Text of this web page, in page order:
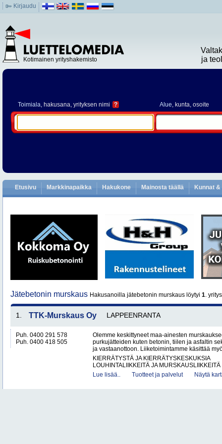
Kirjaudu
Kotimainen yrityshakemisto
ja
Toimiala, hakusana, yrityksen nimi ? Alue, kunta, osoite
Etusivu Markkinapaikka Hakukone Mainosta täällä Kunnat
Jätebetonin murskaus Hakusanoilla jätebetonin murskaus löytyi 1. yritys
1. TTK-Murskaus Oy LAPPEENRANTA
Puh. 0400 291 578
Puh. 0400 418 505
Olemme keskittyneet maa-ainesten
purkujätteiden kuten betonin, tiilen ja asfaltin
ja vastaanottoon. Liiketoimintamme käsittää
KIERRÄTYSTÄ JA KIERRÄTYSKESKUKSIA
LOUHINTALIIKKEITÄ JA MURSKAUSLIIKKEITÄ
Lue lisää..
Tuotteet ja palvelut Näytä